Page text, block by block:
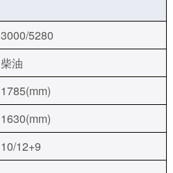
3000/5280
柴油
1785(mm)
1630(mm)
10/12+9